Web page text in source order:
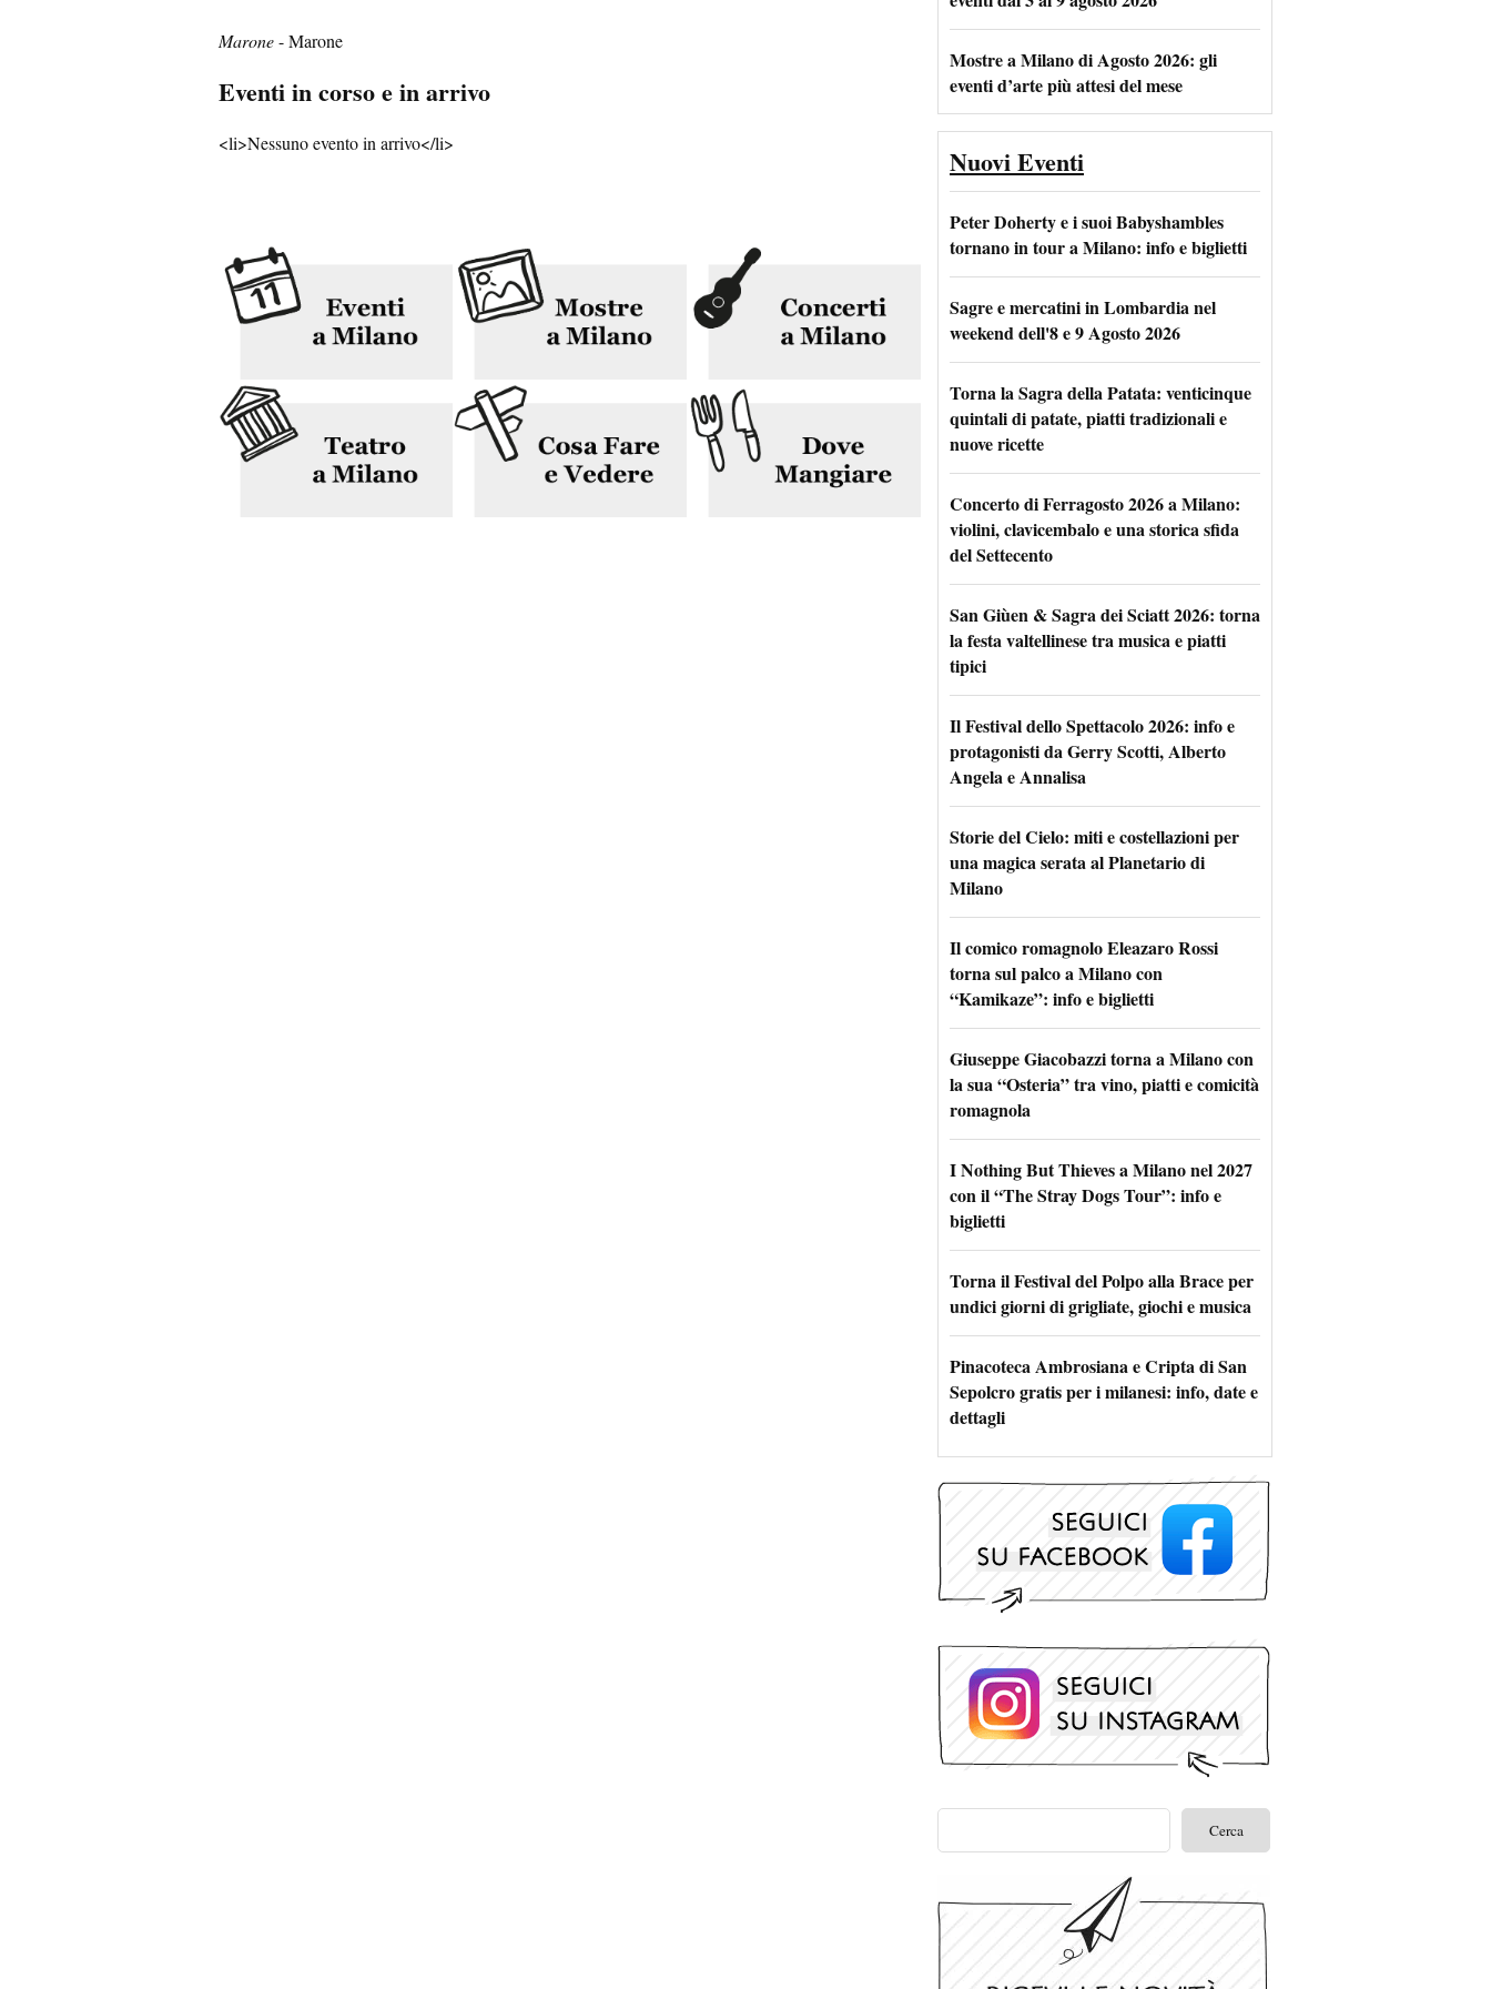
Marone- Marone
Eventi in corso e in arrivo
<li>Nessuno evento in arrivo</li>
Mostre a Milano di Agosto 2026: gli
eventi d’arte più attesi del mese
Nuovi Eventi
Peter Doherty e i suoi Babyshambles
tornano in tour a Milano: info e biglietti
Sagre e mercatini in Lombardia nel
weekend dell'8 e 9 Agosto 2026
Torna la Sagra della Patata: venticinque
quintali di patate, piatti tradizionali e
nuove ricette
Concerto di Ferragosto 2026 a Milano:
violini, clavicembalo e una storica sfida
del Settecento
San Giùen & Sagra dei Sciatt 2026: torna
la festa valtellinese tra musica e piatti
tipici
Il Festival dello Spettacolo 2026: info e
protagonisti da Gerry Scotti, Alberto
Angela e Annalisa
Storie del Cielo: miti e costellazioni per
una magica serata al Planetario di
Milano
Il comico romagnolo Eleazaro Rossi
torna sul palco a Milano con
“Kamikaze”: info e biglietti
Giuseppe Giacobazzi torna a Milano con
la sua “Osteria” tra vino, piatti e comicità
romagnola
I Nothing But Thieves a Milano nel 2027
con il “The Stray Dogs Tour”: info e
biglietti
Torna il Festival del Polpo alla Brace per
undici giorni di grigliate, giochi e musica
Pinacoteca Ambrosiana e Cripta di San
Sepolcro gratis per i milanesi: info, date e
dettagli